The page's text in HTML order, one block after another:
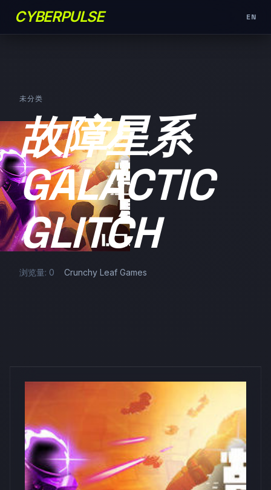
CYBERPULSE EN
未分类
故障星系
GALACTIC
GLITCH
浏览量: 0 Crunchy Leaf Games